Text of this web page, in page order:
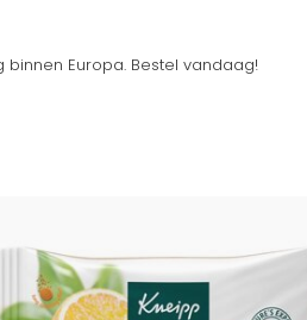
Europa. Bestel vandaag!